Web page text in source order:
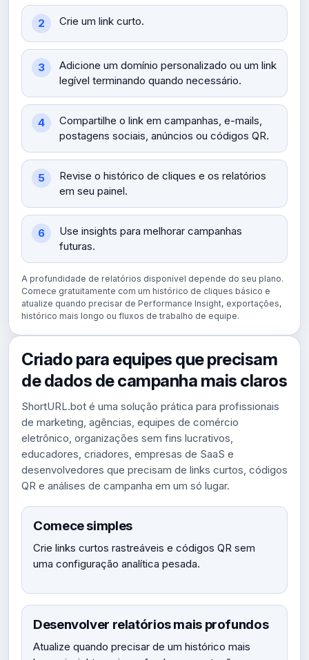
Crie um link curto.
Adicione um domínio personalizado ou um link
legível terminando quando necessário.
Compartilhe o link em campanhas, e-mails,
postagens sociais, anúncios ou códigos QR.
Revise o histórico de cliques e os relatórios
em seu painel.
Use insights para melhorar campanhas
futuras.
A profundidade de relatórios disponível depende do seu plano.
Comece gratuitamente com um histórico de cliques básico e
atualize quando precisar de Performance Insight, exportações,
histórico mais longo ou fluxos de trabalho de equipe.
Criado para equipes que precisam
de dados de campanha mais claros
ShortURL.bot é uma solução prática para profissionais
de marketing, agências, equipes de comércio
eletrônico, organizações sem fins lucrativos,
educadores, criadores, empresas de SaaS e
desenvolvedores que precisam de links curtos, códigos
QR e análises de campanha em um só lugar.
Comece simples
Crie links curtos rastreáveis e códigos QR sem
uma configuração analítica pesada.
Desenvolver relatórios mais profundos
Atualize quando precisar de um histórico mais